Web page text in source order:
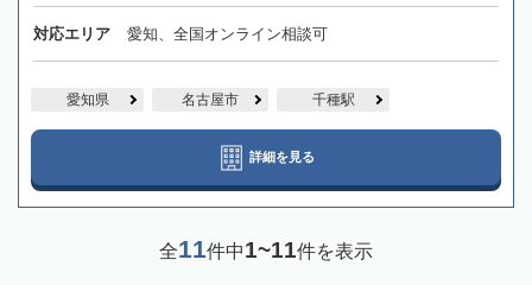
対応エリア 愛知、全国オンライン相談可
愛知県 名古屋市 千種駅
詳細を見る
全11件中1~11件を表示